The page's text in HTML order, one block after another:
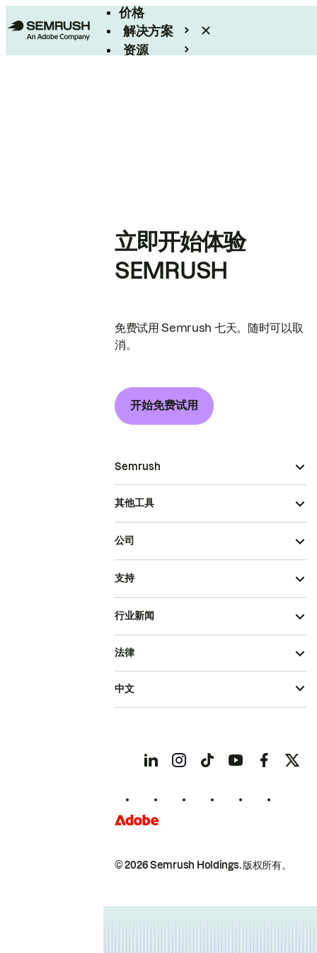
价格
解决方案
资源
立即开始体验
SEMRUSH
免费试用 Semrush 七天。随时可以取
消。
开始免费试用
Semrush
其他工具
公司
支持
行业新闻
© 2026 Semrush Holdings.版权所有。
法律
中文